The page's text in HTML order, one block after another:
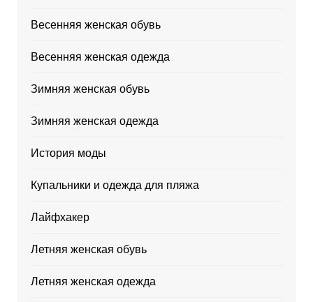
Весенняя женская обувь
Весенняя женская одежда
Зимняя женская обувь
Зимняя женская одежда
История моды
Купальники и одежда для пляжа
Лайфхакер
Летняя женская обувь
Летняя женская одежда